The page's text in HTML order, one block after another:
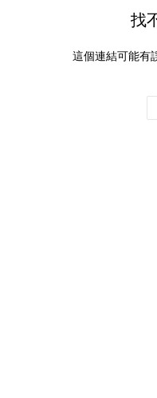
找
這個連結可能有